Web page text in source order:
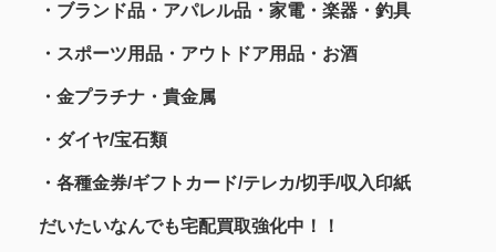
・ブランド品・アパレル品・家電・楽器・釣具
・スポーツ用品・アウトドア用品・お酒
・金プラチナ・貴金属
・ ダイヤ/宝石類
・各種金券/ギフトカード/テレカ/切手/収入印紙
だいたいなんでも宅配買取強化中！！